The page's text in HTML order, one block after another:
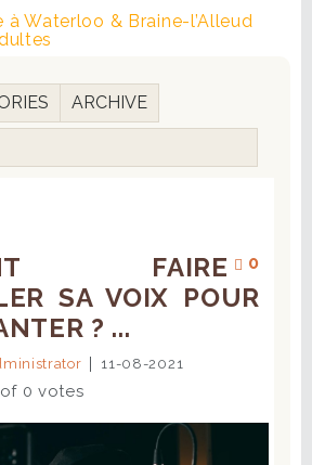
à Waterloo & Braine-l’Alleud
ARCHIVE
0
FAIRE
SA VOIX POUR
? ...
11-08-2021
0 votes